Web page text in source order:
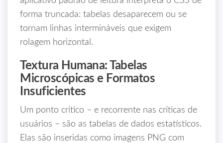
forma truncada: tabelas desaparecem ou se
tornam linhas intermináveis que exigem
rolagem horizontal.
Textura Humana: Tabelas
Microscópicas e Formatos
Insuficientes
Um ponto crítico – e recorrente nas críticas de
usuários – são as tabelas de dados estatísticos.
Elas são inseridas como imagens PNG com